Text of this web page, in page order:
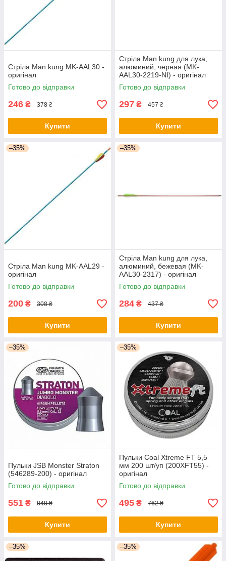
Стріла Man kung MK-AAL30 -
оригінал
Готово до відправки
246 ₴ 378 ₴
Купити
Стріла Man kung для лука,
алюминий, черная (MK-
AAL30-2219-NI) - оригінал
Готово до відправки
297 ₴ 457 ₴
Купити
–35%
Стріла Man kung MK-AAL29 -
оригінал
Готово до відправки
200 ₴ 308 ₴
Купити
–35%
Стріла Man kung для лука,
алюминий, бежевая (MK-
AAL30-2317) - оригінал
Готово до відправки
284 ₴ 437 ₴
Купити
–35%
Пульки JSB Monster Straton
(546289-200) - оригінал
Готово до відправки
551 ₴ 848 ₴
Купити
–35%
Пульки Coal Xtreme FT 5,5
мм 200 шт/уп (200XFT55) -
оригінал
Готово до відправки
495 ₴ 762 ₴
Купити
–35% –35%